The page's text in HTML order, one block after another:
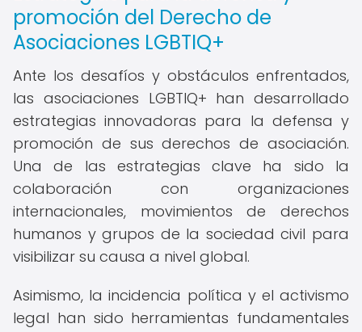
promoción del Derecho de
Asociaciones LGBTIQ+
Ante los desafíos y obstáculos enfrentados,
las asociaciones LGBTIQ+ han desarrollado
estrategias innovadoras para la defensa y
promoción de sus derechos de asociación.
Una de las estrategias clave ha sido la
colaboración con organizaciones
internacionales, movimientos de derechos
humanos y grupos de la sociedad civil para
visibilizar su causa a nivel global.
Asimismo, la incidencia política y el activismo
legal han sido herramientas fundamentales